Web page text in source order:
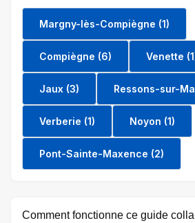
Margny-lès-Compiègne (1)
Compiègne (6) Venette
Jaux (3) Ressons-sur-
Verberie (1) Noyon (1)
Pont-Sainte-Maxence (2)
Comment fonctionne ce guide